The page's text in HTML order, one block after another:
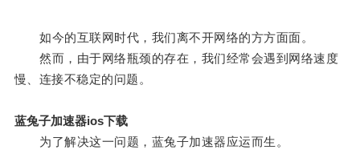
如今的互联网时代，我们离不开网络的方方面面。
然而，由于网络瓶颈的存在，我们经常会遇到网络速度
慢、连接不稳定的问题。
蓝兔子加速器ios下载
为了解决这一问题，蓝兔子加速器应运而生。